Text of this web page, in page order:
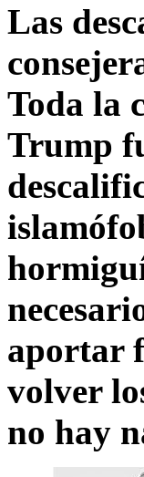
Las
Toda la
Trump
aportar
volver
no hay